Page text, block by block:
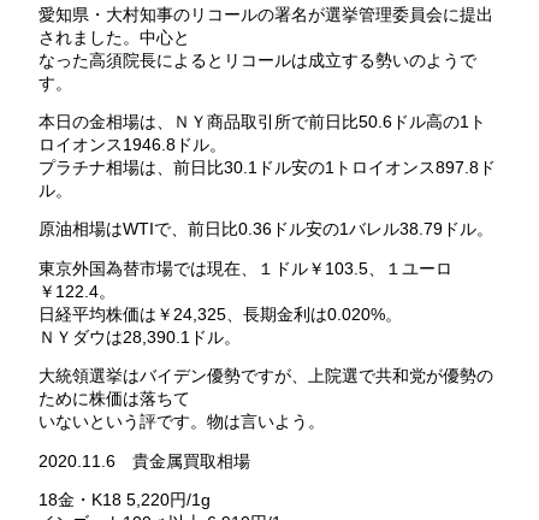
愛知県・大村知事のリコールの署名が選挙管理委員会に提出
されました。中心と
なった高須院長によるとリコールは成立する勢いのようで
す。
本日の金相場は、ＮＹ商品取引所で前日比50.6ドル高の1ト
ロイオンス1946.8ドル。
プラチナ相場は、前日比30.1ドル安の1トロイオンス897.8ド
ル。
原油相場はWTIで、前日比0.36ドル安の1バレル38.79ドル。
東京外国為替市場では現在、１ドル￥103.5、１ユーロ
￥122.4。
日経平均株価は￥24,325、長期金利は0.020%。
ＮＹダウは28,390.1ドル。
大統領選挙はバイデン優勢ですが、上院選で共和党が優勢の
ために株価は落ちて
いないという評です。物は言いよう。
2020.11.6 貴金属買取相場
18金・K18 5,220円/1g